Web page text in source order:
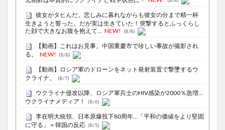
彼女がタヒんだ。悲しみに暮れながらも彼女の分まで精一杯
生きようと誓った。だが実は生きていた！突撃するとふっくらし
た顔で大きなお腹を抱えて...
NEW! (8/8)
【動画】これはお見事。中国重慶市で珍しい事故が撮影され
る。
NEW! (8/8)
【動画】ロシア軍のドローンをネット発射装置で撃墜するウ
クライナ。
(8/7)
ウクライナ侵攻以降、ロシア軍兵士のHIV感染が2000％急増…
ウクライナメディア！
(8/6)
李在明大統領、日本原爆投下80周年…「平和の価値をより堅固
に守る」＝韓国の反応 (8/5)